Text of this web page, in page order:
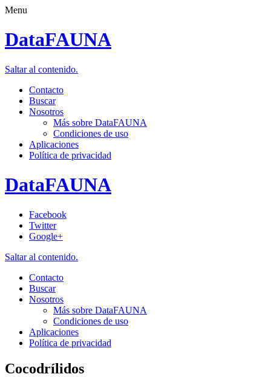
Menu
DataFAUNA
Saltar al contenido.
Contacto
Buscar
Nosotros
Más sobre DataFAUNA
Condiciones de uso
Aplicaciones
Política de privacidad
DataFAUNA
Facebook
Twitter
Google+
Saltar al contenido.
Contacto
Buscar
Nosotros
Más sobre DataFAUNA
Condiciones de uso
Aplicaciones
Política de privacidad
Cocodrílidos